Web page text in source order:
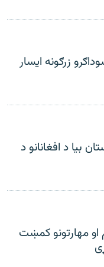
زرګونه ایسار
بیا د افغانانو د
او مهارتونو کمښت